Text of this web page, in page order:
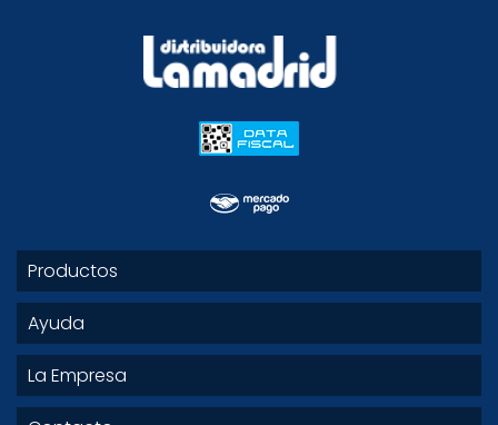
Productos
Ayuda
La Empresa